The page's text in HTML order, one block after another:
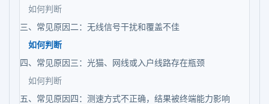
如何判断
三、常见原因二：无线信号干扰和覆盖不佳
如何判断
四、常见原因三：光猫、网线或入户线路存在瓶颈
如何判断
五、常见原因四：测速方式不正确，结果被终端能力影响